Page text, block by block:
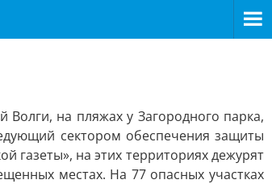
на пляжах у Загородного парка,
сектором обеспечения защиты
газеты», на этих территориях дежурят
местах. На 77 опасных участках